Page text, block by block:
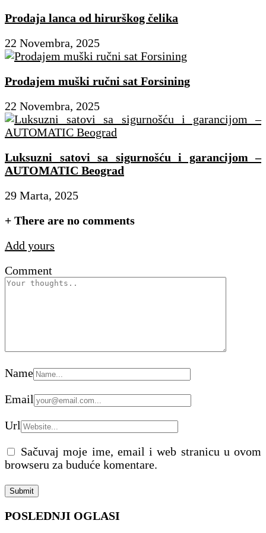
Prodaja lanca od hirurškog čelika
22 Novembra, 2025
Prodajem muški ručni sat Forsining
22 Novembra, 2025
Luksuzni satovi sa sigurnošću i garancijom –
AUTOMATIC Beograd
29 Marta, 2025
+ There are no comments
Add yours
Comment
Name
Email
Url
Sačuvaj moje ime, email i web stranicu u ovom
browseru za buduće komentare.
POSLEDNJI OGLASI